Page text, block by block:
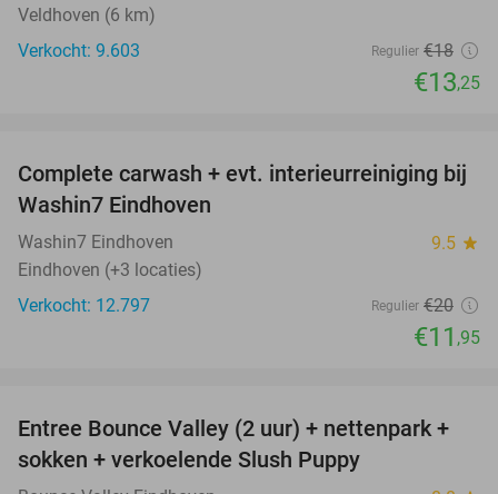
Veldhoven (6 km)
Verkocht: 9.603
Regulier €18
€13,25
40%
Complete carwash + evt. interieurreiniging bij
Washin7 Eindhoven
Washin7 Eindhoven 9.5 star
Eindhoven (+3 locaties)
Verkocht: 12.797
Regulier €20
€11 ,95
46%
Entree Bounce Valley (2 uur) + nettenpark +
sokken + verkoelende Slush Puppy